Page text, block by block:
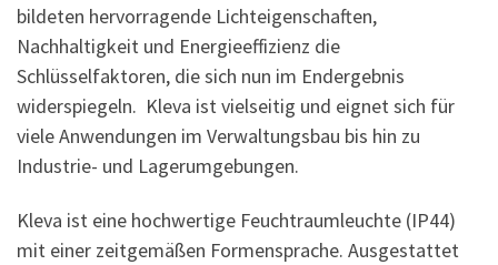
bildeten hervorragende Lichteigenschaften,
Nachhaltigkeit und Energieeffizienz die
Schlüsselfaktoren, die sich nun im Endergebnis
widerspiegeln. Kleva ist vielseitig und eignet sich für
viele Anwendungen im Verwaltungsbau bis hin zu
Industrie- und Lagerumgebungen.
Kleva ist eine hochwertige Feuchtraumleuchte (IP44)
mit einer zeitgemäßen Formensprache. Ausgestattet